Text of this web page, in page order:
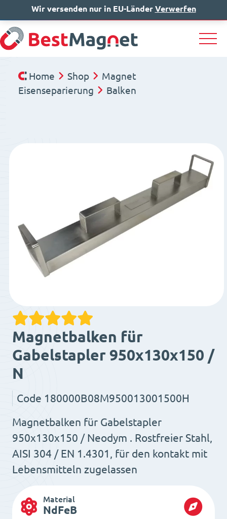
IT EN DE
Home Shop
Magnet
Eisenseparierung
Balken
Magnetbalken für
Gabelstapler 950x130x150 /
N
Code 180000B08M950013001500H
Magnetbalken für Gabelstapler
950x130x150 / Neodym . Rostfreier Stahl,
AISI 304 / EN 1.4301, für den kontakt mit
Lebensmitteln zugelassen
Material
NdFeB
Wir versenden nur in EU-Länder Verwerfen